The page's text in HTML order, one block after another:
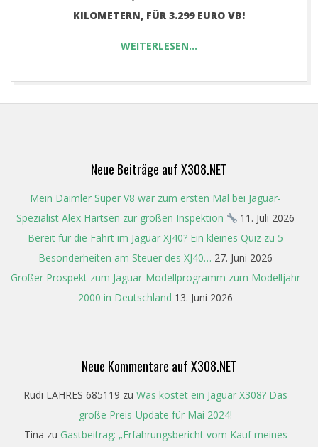
KILOMETERN, FÜR 3.299 EURO VB!
WEITERLESEN…
Neue Beiträge auf X308.NET
Mein Daimler Super V8 war zum ersten Mal bei Jaguar-
Spezialist Alex Hartsen zur großen Inspektion
11. Juli 2026
Bereit für die Fahrt im Jaguar XJ40? Ein kleines Quiz zu 5
Besonderheiten am Steuer des XJ40… 27. Juni 2026
Großer Prospekt zum Jaguar-Modellprogramm zum Modelljahr
2000 in Deutschland 13. Juni 2026
Neue Kommentare auf X308.NET
Rudi LAHRES 685119 zu Was kostet ein Jaguar X308? Das
große Preis-Update für Mai 2024!
Tina zu Gastbeitrag: „Erfahrungsbericht vom Kauf meines